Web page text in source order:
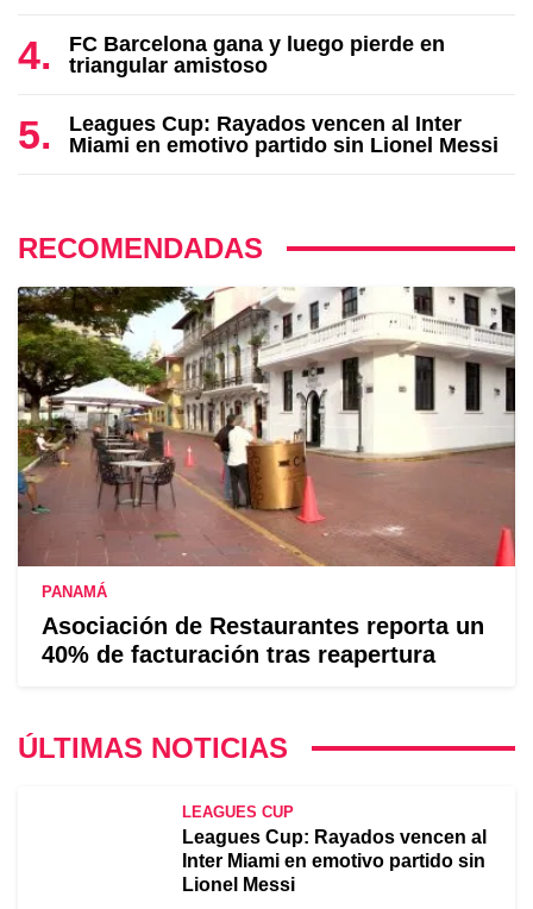
FC Barcelona gana y luego pierde en
triangular amistoso
Leagues Cup: Rayados vencen al Inter
Miami en emotivo partido sin Lionel Messi
RECOMENDADAS
PANAMÁ
Asociación de Restaurantes reporta un
40% de facturación tras reapertura
ÚLTIMAS NOTICIAS
LEAGUES CUP
Leagues Cup: Rayados vencen al
Inter Miami en emotivo partido sin
Lionel Messi